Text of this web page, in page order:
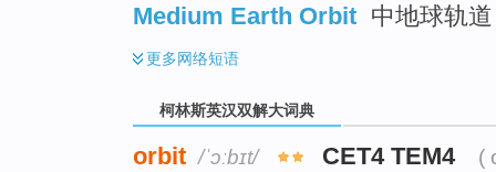
Medium Earth Orbit 中地球轨
更多网络短语
柯林斯英汉双解大词典
orbit /ˈɔːbɪt/ CET4 TEM4 (